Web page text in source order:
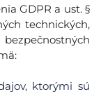
GDPR a ust. §
technických,
ktorými sú